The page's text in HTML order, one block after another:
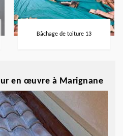
Bâchage de toiture 13
en œuvre à Marignane